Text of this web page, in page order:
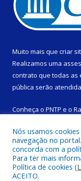
Muito mais que criar
Realizamos uma
contrato que todas as
pública serão
Conheça o PNTP e o
Todos os direitos
Nós usamos
navegação no
concorda com a
Para ter mais
Política de cookies (
ACEITO.